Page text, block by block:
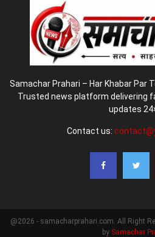
Samachar Prahari – Har Khabar Par
Trusted news platform delivering
updates
Contact us:
@2026 - samacharprahari.com. All Right
by Samachar